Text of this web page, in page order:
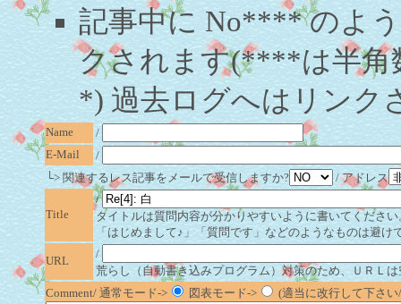
記事中に No**** のよ
クされます(****は半角
*) 過去ログへはリンク
Name
/
E-Mail
/
└> 関連するレス記事をメールで受信しますか?
/ アドレス
Title
/
タイトルは質問内容が分かりやすいように書いてください
「はじめまして♪」「質問です」などのようなものは避け
URL
/
荒らし（自動書き込みプログラム）対策のため、ＵＲＬ
Comment/ 通常モード->
図表モード-> (適当に改行して下さ